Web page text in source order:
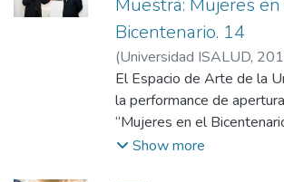
Muestra: Mujeres
Bicentenario. 14
(Universidad ISALUD,
Departamento de
Universidad ISALUD
El Espacio de Arte de la
la performance de
“Mujeres en el
Dufort.
Show more